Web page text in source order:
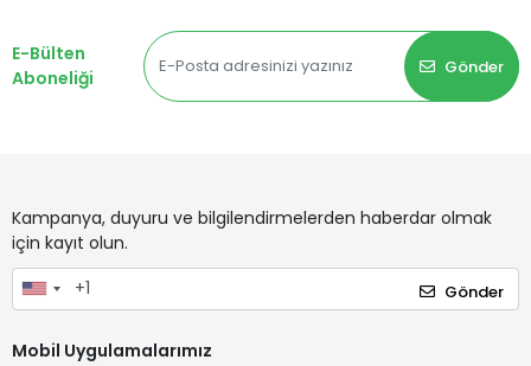
E-Bülten
Aboneliği
Gönder
Kampanya, duyuru ve bilgilendirmelerden haberdar olmak
için kayıt olun.
Gönder
Mobil Uygulamalarımız